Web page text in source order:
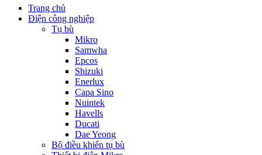
Trang chủ
Điện công nghiệp
Tụ bù
Mikro
Samwha
Epcos
Shizuki
Enerlux
Capa Sino
Nuintek
Havells
Ducati
Dae Yeong
Bộ điều khiển tụ bù